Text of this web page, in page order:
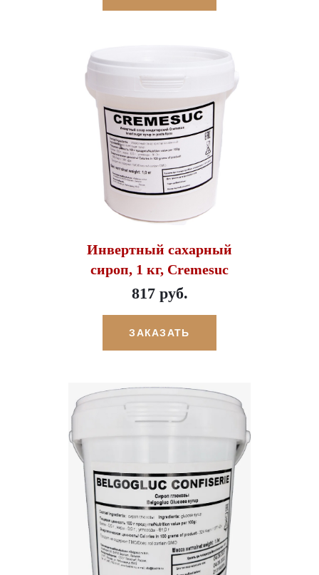
Инвертный сахарный
сироп, 1 кг, Cremesuc
817 руб.
ЗАКАЗАТЬ